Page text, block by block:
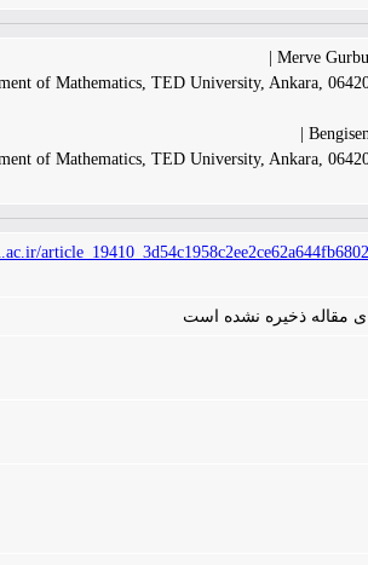
Department of Mathematics, TED
Department of Mathematics, TED
https://jacm.scu.ac.ir/
نشده است